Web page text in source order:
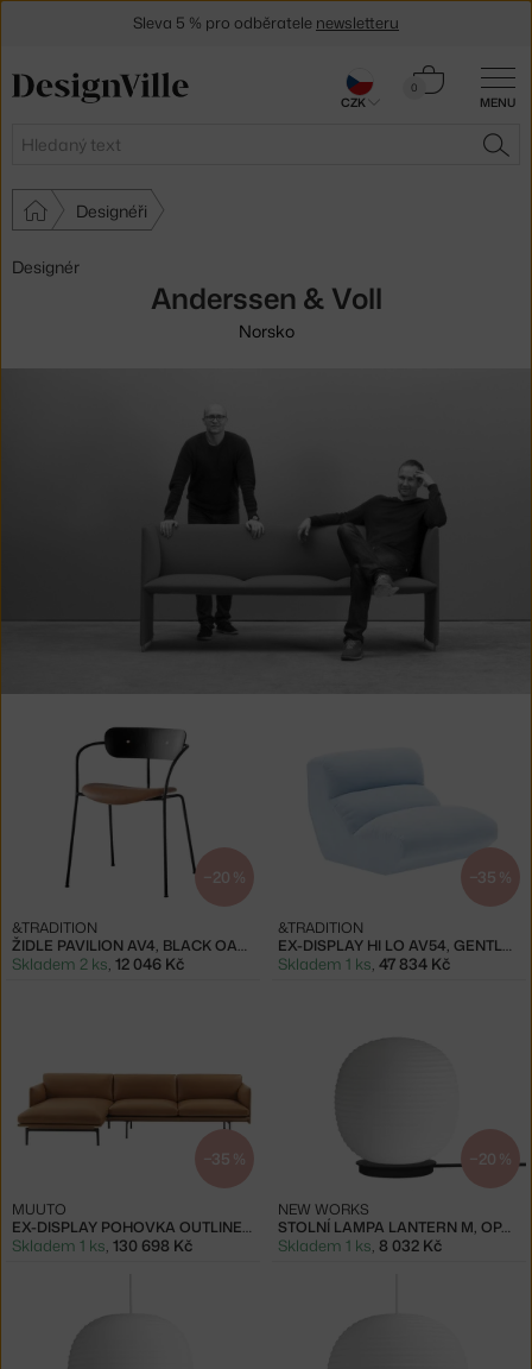
MENU
Hledat
0
Košík
Designéři
Designér
Anderssen & Voll
Norsko
Anderssen
−20 %
ŽIDLE PAVILION AV4, BLACK OAK / COGNAC
&TRADITION
Skladem 2 ks, 12 046 Kč
−35 %
EX-DISPLAY HI LO AV54, GENTLE 0733
&TRADITION
Skladem 1 ks, 47 834 Kč
−35 %
EX-DISPLAY POHOVKA OUTLINE LEATHER CHAISE LONGUE
MUUTO
Skladem 1 ks, 130 698 Kč
−20 %
STOLNÍ LAMPA LANTERN M, OPAL GLASS
NEW WORKS
Skladem 1 ks, 8 032 Kč
Sleva 5 % pro odběratele newsletteru
CZK